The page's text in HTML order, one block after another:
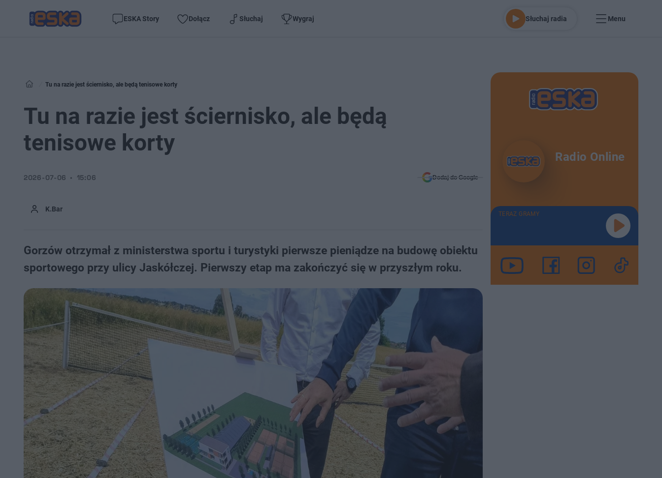
ESKA Story Dołącz Słuchaj Wygraj Słuchaj radia Menu
Tu na razie jest ściernisko, ale będą tenisowe korty
Tu na razie jest ściernisko, ale będą
tenisowe korty
K.Bar
2026-07-06 15:06 Dodaj do Google
Gorzów otrzymał z ministerstwa sportu i turystyki pierwsze pieniądze na budowę obiektu
sportowego przy ulicy Jaskółczej. Pierwszy etap ma zakończyć się w przyszłym roku.
Radio Online
TERAZ GRAMY